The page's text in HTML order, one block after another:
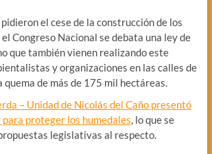
el cese de la construcción de los
Congreso Nacional se debata una ley de
que también vienen realizando este
y organizaciones en las calles de
quema de más de 175 mil hectáreas.
– Unidad de Nicolás del Caño presentó
proteger los humedales, lo que se
legislativas al respecto.